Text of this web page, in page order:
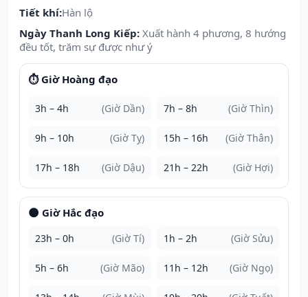
Tiết khí:Hàn lộ
Ngày Thanh Long Kiếp: Xuất hành 4 phương, 8 hướng
đều tốt, trăm sự được như ý
⏱️ Giờ Hoàng đạo
3h – 4h (Giờ Dần) 7h – 8h (Giờ Thìn)
9h – 10h (Giờ Tỵ) 15h – 16h (Giờ Thân)
17h – 18h (Giờ Dậu) 21h – 22h (Giờ Hợi)
🌑 Giờ Hắc đạo
23h – 0h (Giờ Tí) 1h – 2h (Giờ Sửu)
5h – 6h (Giờ Mão) 11h – 12h (Giờ Ngọ)